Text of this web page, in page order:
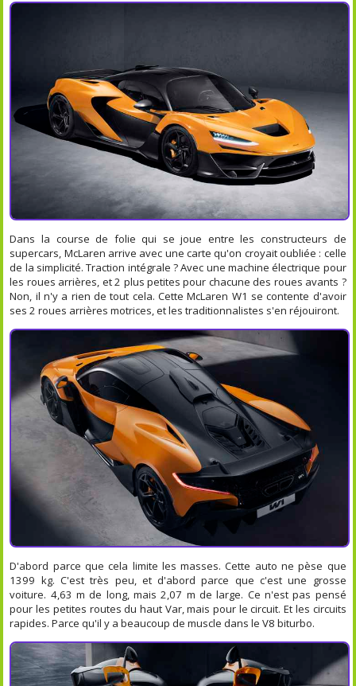
Dans la course de folie qui se joue entre les constructeurs de
supercars, McLaren arrive avec une carte qu'on croyait oubliée : celle
de la simplicité. Traction intégrale ? Avec une machine électrique pour
les roues arrières, et 2 plus petites pour chacune des roues avants ?
Non, il n'y a rien de tout cela. Cette McLaren W1 se contente d'avoir
ses 2 roues arrières motrices, et les traditionnalistes s'en réjouiront.
D'abord parce que cela limite les masses. Cette auto ne pèse que
1399 kg. C'est très peu, et d'abord parce que c'est une grosse
voiture. 4,63 m de long, mais 2,07 m de large. Ce n'est pas pensé
pour les petites routes du haut Var, mais pour le circuit. Et les circuits
rapides. Parce qu'il y a beaucoup de muscle dans le V8 biturbo.